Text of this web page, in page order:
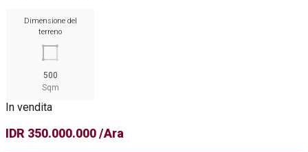
Dimensione del
terreno
500
Sqm
In vendita
IDR 350.000.000 /Ara